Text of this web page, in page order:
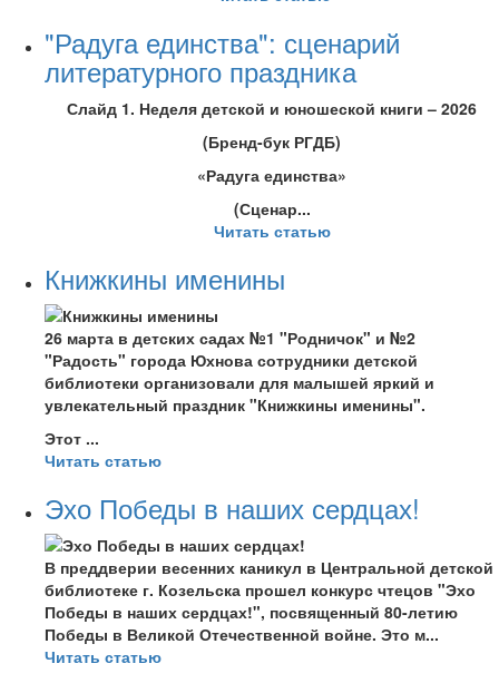
"Радуга единства": сценарий
литературного праздника
Слайд 1. Неделя детской и юношеской книги – 2026
(Бренд-бук РГДБ)
«Радуга единства»
(Сценар...
Читать статью
Книжкины именины
26 марта в детских садах №1 "Родничок" и №2
"Радость" города Юхнова сотрудники детской
библиотеки организовали для малышей яркий и
увлекательный праздник "Книжкины именины".
Этот ...
Читать статью
Эхо Победы в наших сердцах!
В преддверии весенних каникул в Центральной детской
библиотеке г. Козельска прошел конкурс чтецов "Эхо
Победы в наших сердцах!", посвященный 80-летию
Победы в Великой Отечественной войне. Это м...
Читать статью